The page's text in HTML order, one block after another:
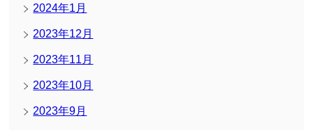
2024年1月
2023年12月
2023年11月
2023年10月
2023年9月